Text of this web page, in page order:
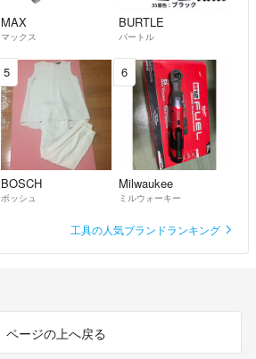
MAX
マックス
BURTLE
バートル
5
BOSCH
ボッシュ
6
Milwaukee
ミルウォーキー
工具の人気ブランドランキング
ページの上へ戻る